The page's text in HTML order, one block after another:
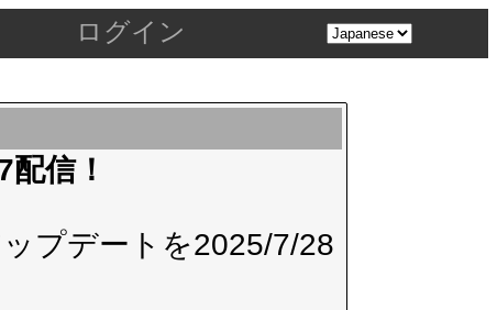
ログイン
信！
プデートを2025/7/28